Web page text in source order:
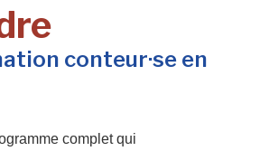
conteur·se en
complet qui